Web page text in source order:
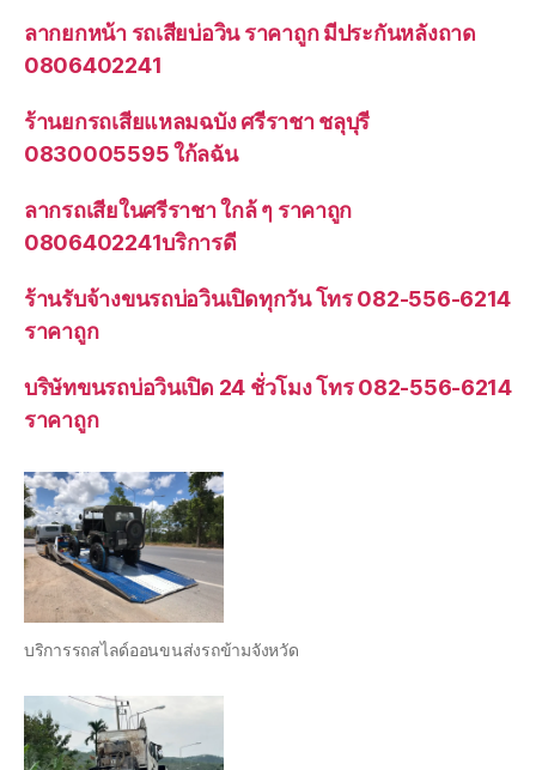
ลากยกหน้า รถเสียบ่อวิน ราคาถูก มีประกันหลังถาด
0806402241
ร้านยกรถเสียแหลมฉบัง ศรีราชา ชลุบุรี
0830005595 ใก้ลฉัน
ลากรถเสียในศรีราชา ใกล้ ๆ ราคาถูก
0806402241บริการดี
ร้านรับจ้างขนรถบ่อวินเปิดทุกวัน โทร 082-556-6214
ราคาถูก
บริษัทขนรถบ่อวินเปิด 24 ชั่วโมง โทร 082-556-6214
ราคาถูก
บริการรถสไลด์ออนขนส่งรถข้ามจังหวัด